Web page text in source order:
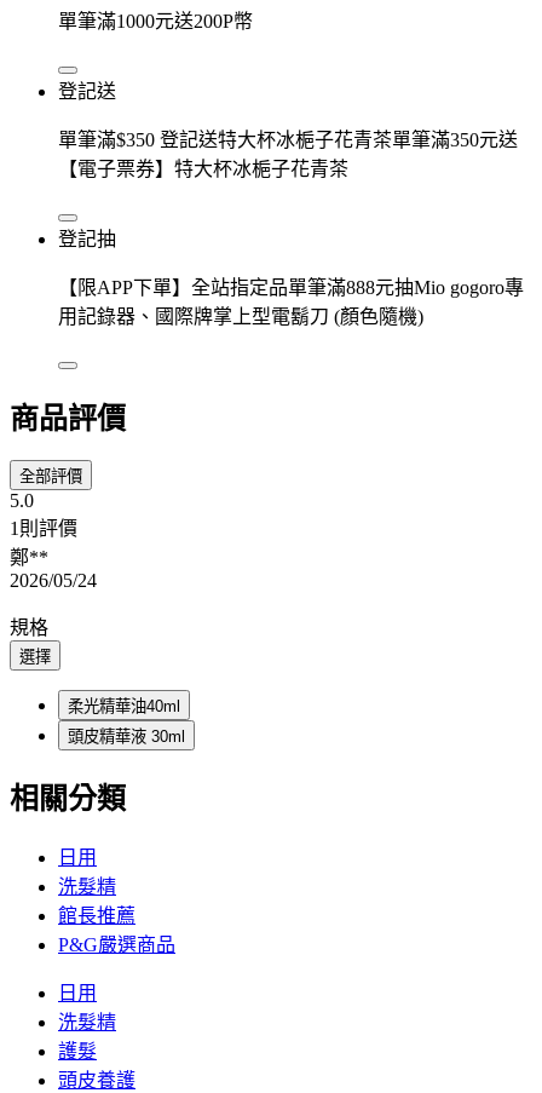
單筆滿1000元送200P幣
登記送
單筆滿$350 登記送特大杯冰梔子花青茶單筆滿350元送
【電子票券】特大杯冰梔子花青茶
登記抽
【限APP下單】全站指定品單筆滿888元抽Mio gogoro專
用記錄器、國際牌掌上型電鬍刀 (顏色隨機)
商品評價
全部評價
5.0
1則評價
鄭**
2026/05/24
規格
選擇
柔光精華油40ml
頭皮精華液 30ml
相關分類
日用
洗髮精
館長推薦
P&G嚴選商品
日用
洗髮精
護髮
頭皮養護